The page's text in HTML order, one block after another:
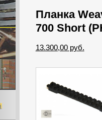
Планка
700 Short
13.300,00 руб.